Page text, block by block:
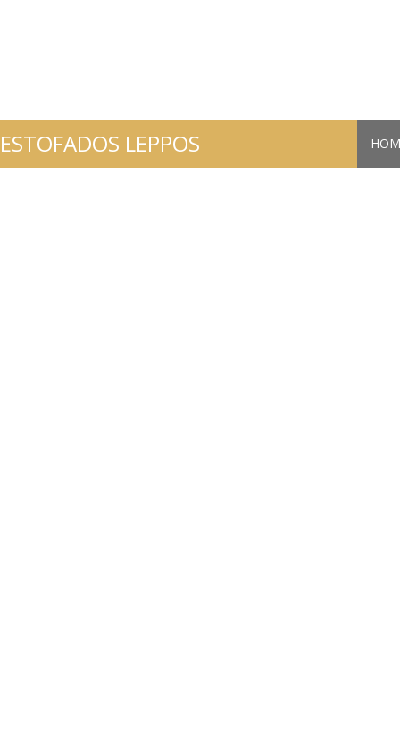
ESTOFADOS LEPPOS